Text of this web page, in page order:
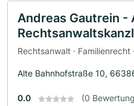
Andreas Gautrein -
Rechtsanwalt ·
Alte Bahnhofstraße 10,
0.0 (0